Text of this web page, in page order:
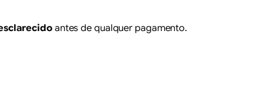
antes de qualquer pagamento.